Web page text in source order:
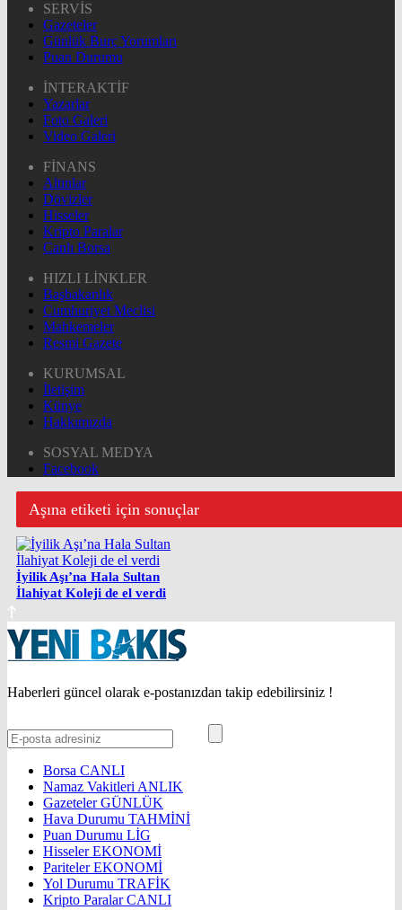
SERVİS
Gazeteler
Günlük Burç Yorumları
Puan Durumu
İNTERAKTİF
Yazarlar
Foto Galeri
Video Galeri
FİNANS
Altınlar
Dövizler
Hisseler
Kripto Paralar
Canlı Borsa
HIZLI LİNKLER
Başbakanlık
Cumhuriyet Meclisi
Mahkemeler
Resmi Gazete
KURUMSAL
İletişim
Künye
Hakkımızda
SOSYAL MEDYA
Facebook
Aşına etiketi için sonuçlar
İyilik Aşı’na Hala Sultan
İlahiyat Koleji de el verdi
Haberleri güncel olarak e-postanızdan takip edebilirsiniz !
Borsa CANLI
Namaz VakitleriANLIK
GazetelerGÜNLÜK
Hava Durumu TAHMİNİ
Puan Durumu LİG
HisselerEKONOMİ
ParitelerEKONOMİ
Yol Durumu TRAFİK
Kripto ParalarCANLI